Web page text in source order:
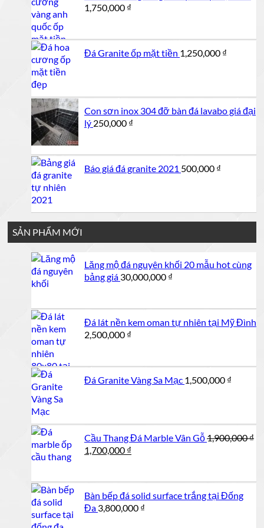
1,750,000 ₫
Đá Granite ốp mặt tiền 1,250,000 ₫
Con sơn inox 304 đỡ bàn đá lavabo giá đại
lý 250,000 ₫
Báo giá đá granite 2021 500,000 ₫
SẢN PHẨM MỚI
Lăng mộ đá nguyên khối 20 mẫu hot cùng
bảng giá 30,000,000 ₫
Đá lát nền kem oman tự nhiên tại Mỹ Đình
2,500,000 ₫
Đá Granite Vàng Sa Mạc 1,500,000 ₫
Cầu Thang Đá Marble Vân Gỗ1,900,000₫
Giá
1,700,000 ₫
1,700,000 ₫.
Bàn bếp đá solid surface trắng tại Đống
Đa 3,800,000 ₫